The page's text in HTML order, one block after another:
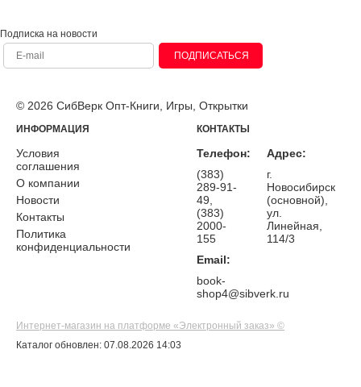
Подписка на новости
ПОДПИСАТЬСЯ
© 2026 СибВерк Опт-Книги, Игры, Открытки
ИНФОРМАЦИЯ
Условия
соглашения
О компании
Новости
Контакты
Политика
конфиденциальности
КОНТАКТЫ
Телефон:
(383)
289-91-
49,
(383)
2000-
155
Email:
book-
shop4@sibverk.ru
Адрес:
г.
Новосибирск
(основной),
ул.
Линейная,
114/3
Интернет-магазин на платформе «Электронный заказ» ©
Каталог обновлен: 07.08.2026 14:03